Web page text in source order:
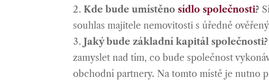
Kde bude umístěno sídlo společnosti?
souhlas majitele nemovitosti s úředně
Jaký bude základní kapitál společnosti?
zamyslet nad tím, co bude společnost
obchodní partnery. Na tomto místě je nutno